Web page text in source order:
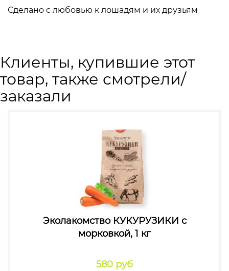
Сделано с любовью к лошадям и их друзьям⁣⁣⠀
Клиенты, купившие этот
товар, также смотрели/
заказали
Эколакомство КУКУРУЗИКИ с
морковкой, 1 кг
580 руб